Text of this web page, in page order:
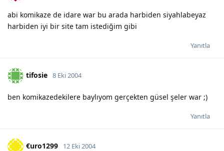
abi komikaze de idare war bu arada harbiden siyahlabeyaz
harbiden iyi bir site tam istediğim gibi
Yanıtla
tifosie 8 Eki 2004
ben komikazedekilere baylıyom gerçekten güsel şeler war ;)
Yanıtla
€uro1299 12 Eki 2004